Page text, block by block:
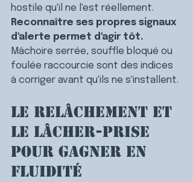
hostile qu'il ne l'est réellement.
Reconnaître ses propres signaux
d'alerte permet d'agir tôt.
Mâchoire serrée, souffle bloqué ou
foulée raccourcie sont des indices
à corriger avant qu'ils ne s'installent.
Le relâchement et
le lâcher-prise
pour gagner en
fluidité